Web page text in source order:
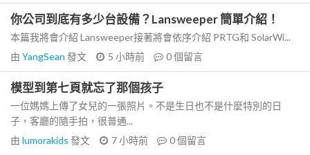
你公司到底有多少台設備？Lansweeper 簡單介紹！
本篇我將會介紹 Lansweeper接著將會依序介紹 PRTG和 SolarWi...
由 YangSean 發文 5 小時前 0個留言
模型到第七頁就忘了那個孩子
一位媽媽上傳了女兒的一張照片。不是生日也不是什麼特別的日
子，客廳的隨手拍，很普通...
由 lumorakids 發文 7 小時前 0個留言